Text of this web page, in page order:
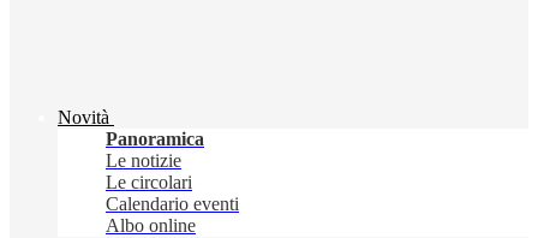
Novità
Panoramica
Le notizie
Le circolari
Calendario eventi
Albo online